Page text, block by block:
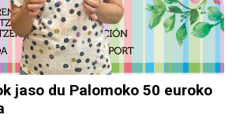
jaso du Palomoko 50 euroko